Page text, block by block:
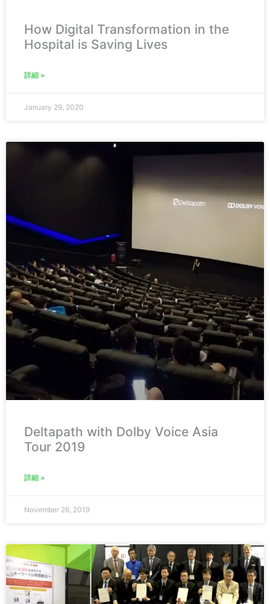
How Digital Transformation in the
Hospital is Saving Lives
詳細 »
January 29, 2020
Deltapath with Dolby Voice Asia
Tour 2019
詳細 »
November 26, 2019